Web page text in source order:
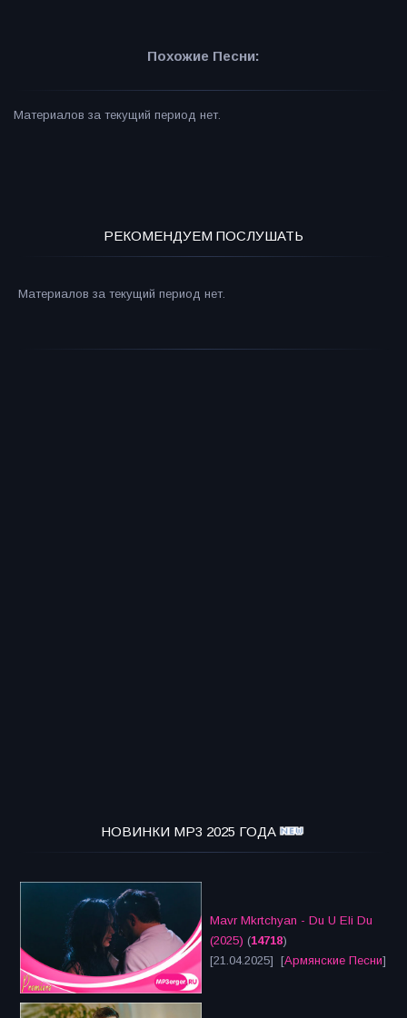
Похожие Песни:
Материалов за текущий период нет.
РЕКОМЕНДУЕМ ПОСЛУШАТЬ
Материалов за текущий период нет.
НОВИНКИ MP3 2025 ГОДА
Mavr Mkrtchyan - Du U Eli Du
(2025) (14718)
[21.04.2025] [Армянские Песни]